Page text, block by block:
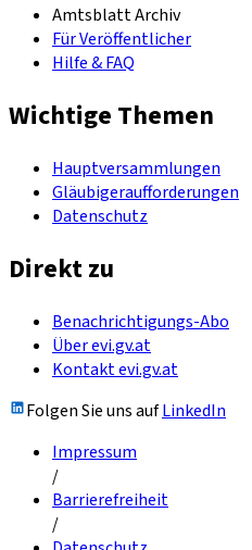
Amtsblatt Archiv
Für Veröffentlicher
Hilfe & FAQ
Wichtige Themen
Hauptversammlungen
Gläubigeraufforderungen
Datenschutz
Direkt zu
Benachrichtigungs-Abo
Über evi.gv.at
Kontakt evi.gv.at
Folgen Sie uns aufLinkedIn
Impressum
/
Barrierefreiheit
/